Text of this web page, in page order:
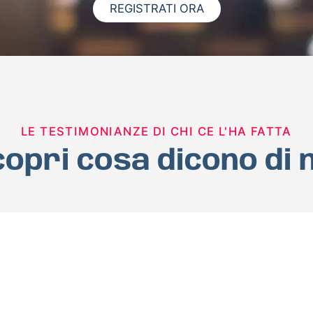
REGISTRATI ORA
LE TESTIMONIANZE DI CHI CE L'HA FATTA
cosa dicono di